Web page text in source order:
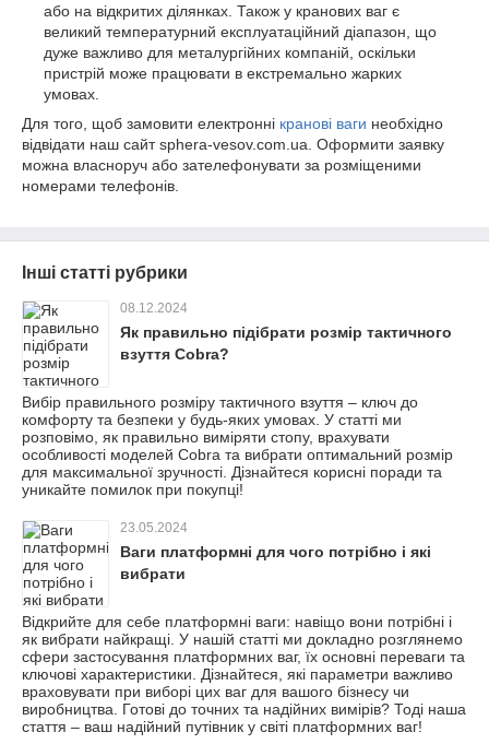
або на відкритих ділянках. Також у кранових ваг є
великий температурний експлуатаційний діапазон, що
дуже важливо для металургійних компаній, оскільки
пристрій може працювати в екстремально жарких
умовах.
Для того, щоб замовити електронні кранові ваги необхідно
відвідати наш сайт sphera-vesov.com.ua. Оформити заявку
можна власноруч або зателефонувати за розміщеними
номерами телефонів.
Інші статті рубрики
08.12.2024
Як правильно підібрати розмір тактичного
взуття Cobra?
Вибір правильного розміру тактичного взуття – ключ до
комфорту та безпеки у будь-яких умовах. У статті ми
розповімо, як правильно виміряти стопу, врахувати
особливості моделей Cobra та вибрати оптимальний розмір
для максимальної зручності. Дізнайтеся корисні поради та
уникайте помилок при покупці!
23.05.2024
Ваги платформні для чого потрібно і які
вибрати
Відкрийте для себе платформні ваги: ​​навіщо вони потрібні і
як вибрати найкращі. У нашій статті ми докладно розглянемо
сфери застосування платформних ваг, їх основні переваги та
ключові характеристики. Дізнайтеся, які параметри важливо
враховувати при виборі цих ваг для вашого бізнесу чи
виробництва. Готові до точних та надійних вимірів? Тоді наша
стаття – ваш надійний путівник у світі платформних ваг!